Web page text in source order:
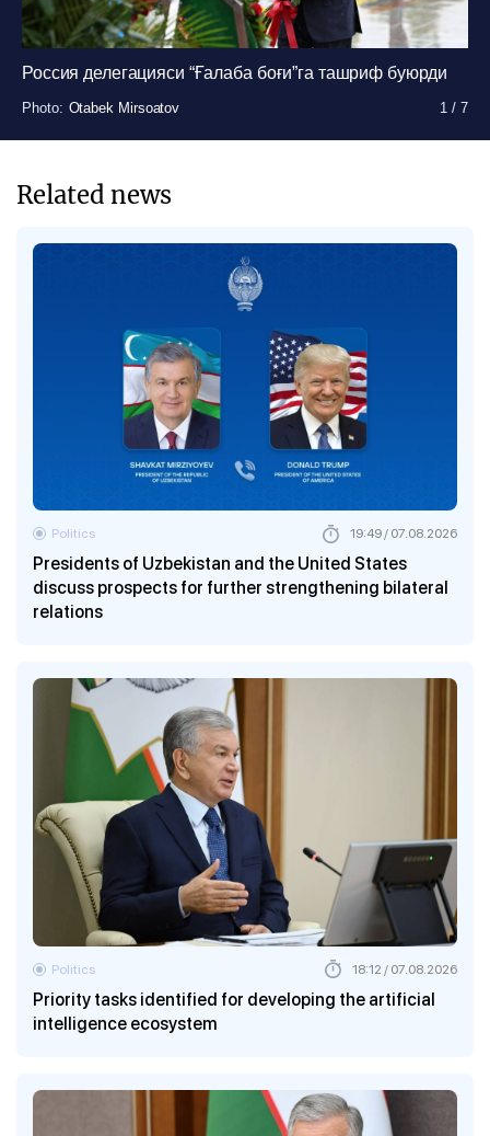
Россия делегацияси “Ғалаба боғи”га ташриф буюрди
Photo: Otabek Mirsoatov 1 /7
Photo: Otabek Mirsoatov 1 /7
Photo: Otabek Mirsoatov 1 /7
Photo: Otabek Mirsoatov 1 /7
Photo: Otabek Mirsoatov 1 /7
Photo: Otabek Mirsoatov 1 /7
Photo: Otabek Mirsoatov 1 /7
Related news
Presidents of Uzbekistan and the United States
discuss prospects for further strengthening bilateral
relations
Politics 19:49 / 07.08.2026
Priority tasks identified for developing the artificial
intelligence ecosystem
Politics 18:12 / 07.08.2026